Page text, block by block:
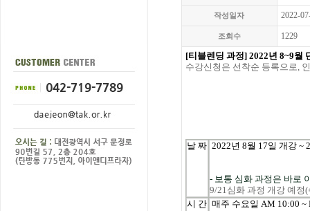
작성일자 2022-
조회수 1229
[티블렌딩 과정] 2022년 8~9월
수강신청은 선착순 등록으로,
날 짜 2022년 8월 17일 개강 ~
- 보통 심화 과정은 바로
9/21심화 과정 개강 예정
시 간 매주 수요일 AM 10:00 ~